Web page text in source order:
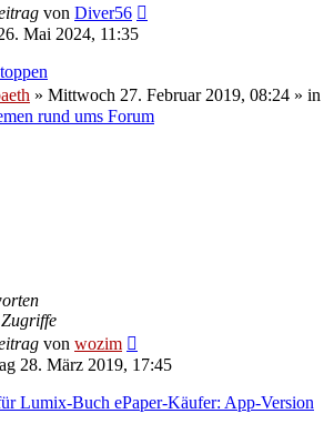
von Diver56
Mai 2024, 11:35
» Mittwoch 27. Februar 2019, 08:24 » in
rund ums Forum
Zugriffe
von wozim
28. März 2019, 17:45
Lumix-Buch ePaper-Käufer: App-Version